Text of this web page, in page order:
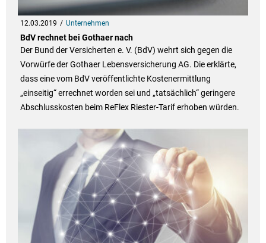
12.03.2019 Unternehmen
BdV rechnet bei Gothaer nach
Der Bund der Versicherten e. V. (BdV) wehrt sich gegen die
Vorwürfe der Gothaer Lebensversicherung AG. Die erklärte,
dass eine vom BdV veröffentlichte Kostenermittlung
„einseitig“ errechnet worden sei und „tatsächlich“ geringere
Abschlusskosten beim ReFlex Riester-Tarif erhoben würden.